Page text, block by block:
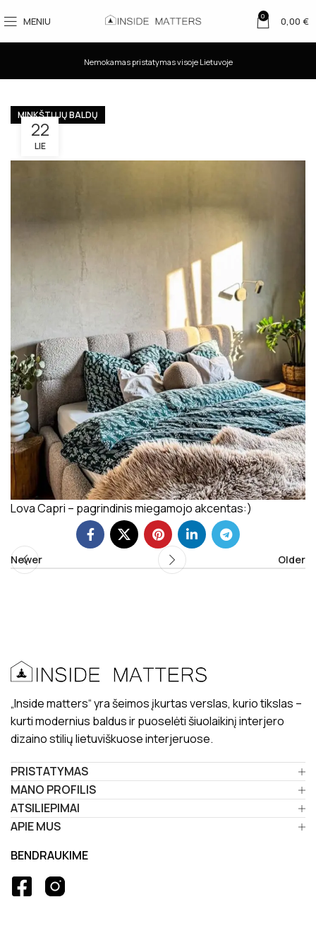
MENIU 0 0,00 €
Nemokamas pristatymas visoje Lietuvoje
MINKŠTŲJŲ BALDŲ
22
LIE
Lova Capri – pagrindinis miegamojo akcentas:)
Newer Older
„Inside matters“ yra šeimos įkurtas verslas, kurio tikslas –
kurti modernius baldus ir puoselėti šiuolaikinį interjero
dizaino stilių lietuviškuose interjeruose.
PRISTATYMAS
MANO PROFILIS
ATSILIEPIMAI
APIE MUS
BENDRAUKIME